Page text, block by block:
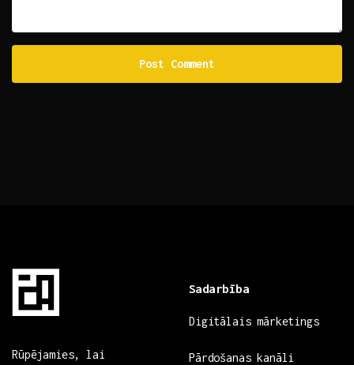
Rūpējamies, lai
Sadarbība
Digitālais mārketings
Pārdošanas kanāli